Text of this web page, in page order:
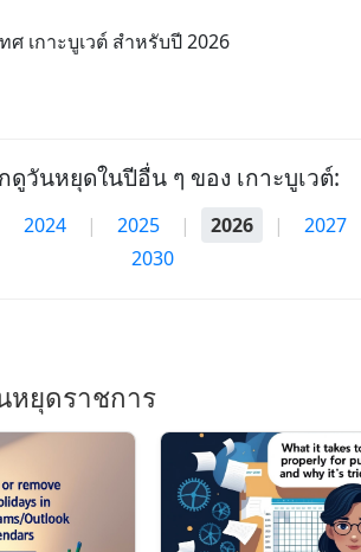
เกาะบูเวต์ สำหรับปี 2026
ดูวันหยุดในปีอื่น ๆ ของ เกาะบูเวต์:
2024 | 2025 | 2026 | 2027
2030
หยุดราชการ